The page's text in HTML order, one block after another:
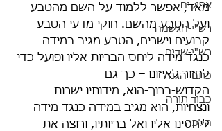
אפיקים
רש"י-הגשמה
רש"י-שדים
כתבי הגנה
כבוד תורה
הלכה
מאד, אפשר ללמוד על השם מהטבע
ועל הטבע מהשם. חוקי מדעי הטבע
קבועים וישרים, הטבע מגיב במידה
כנגד מידה ליחס הבריות אליו ופועל כדי
לחזור לאיזונו – כך גם
הקדוש-ברוך-הוא, מידותיו ישרות
ונצחיות, הוא מגיב במידה כנגד מידה
ליחסינו אליו ואל בריותיו, ורוצה את